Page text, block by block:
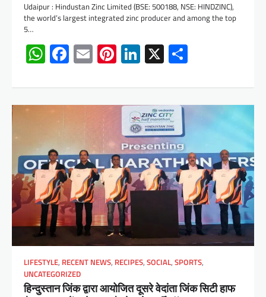
Udaipur : Hindustan Zinc Limited (BSE: 500188, NSE: HINDZINC),
the world’s largest integrated zinc producer and among the top
5…
WhatsApp
Facebook
EmailPinterest
LinkedIn
X
LIFESTYLE, RECENT NEWS, RECIPES, SOCIAL, SPORTS,
UNCATEGORIZED
हिन्दुस्तान जिंक द्वारा आयोजित दूसरे वेदांता जिंक सिटी हाफ